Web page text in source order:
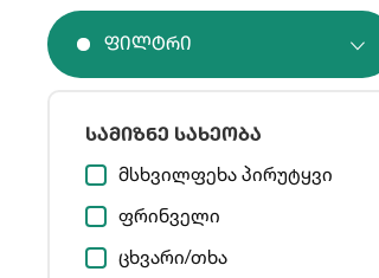
Ფილტრი
სამიზნე სახეობა
მსხვილფეხა პირუტყვი
ფრინველი
ცხვარი/თხა